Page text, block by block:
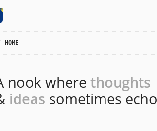
HOME
nook where thoughts
ideas sometimes echo